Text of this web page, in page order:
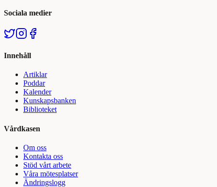
Sociala medier
Innehåll
Artiklar
Poddar
Kalender
Kunskapsbanken
Biblioteket
Vårdkasen
Om oss
Kontakta oss
Stöd vårt arbete
Våra mötesplatser
Ändringslogg